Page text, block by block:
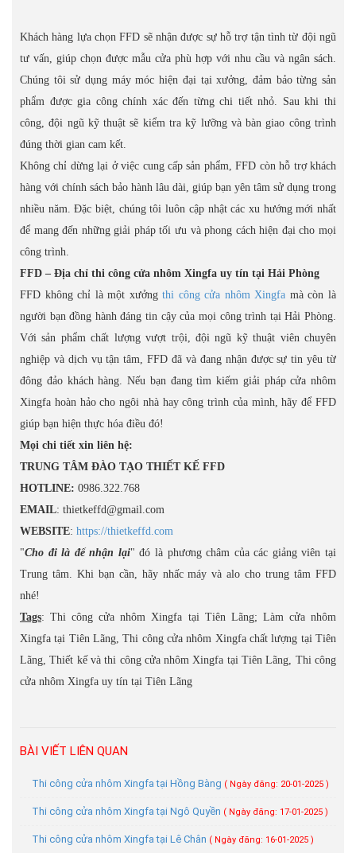
Khách hàng lựa chọn FFD sẽ nhận được sự hỗ trợ tận tình từ đội ngũ
tư vấn, giúp chọn được mẫu cửa phù hợp với nhu cầu và ngân sách.
Chúng tôi sử dụng máy móc hiện đại tại xưởng, đảm bảo từng sản
phẩm được gia công chính xác đến từng chi tiết nhỏ. Sau khi thi
công, đội ngũ kỹ thuật sẽ kiểm tra kỹ lưỡng và bàn giao công trình
đúng thời gian cam kết.
Không chỉ dừng lại ở việc cung cấp sản phẩm, FFD còn hỗ trợ khách
hàng với chính sách bảo hành lâu dài, giúp bạn yên tâm sử dụng trong
nhiều năm. Đặc biệt, chúng tôi luôn cập nhật các xu hướng mới nhất
để mang đến những giải pháp tối ưu và phong cách hiện đại cho mọi
công trình.
FFD – Địa chỉ thi công cửa nhôm Xingfa uy tín tại Hải Phòng
FFD không chỉ là một xưởngthi công cửa nhôm Xingfa mà còn là
người bạn đồng hành đáng tin cậy của mọi công trình tại Hải Phòng.
Với sản phẩm chất lượng vượt trội, đội ngũ kỹ thuật viên chuyên
nghiệp và dịch vụ tận tâm, FFD đã và đang nhận được sự tin yêu từ
đông đảo khách hàng. Nếu bạn đang tìm kiếm giải pháp cửa nhôm
Xingfa hoàn hảo cho ngôi nhà hay công trình của mình, hãy để FFD
giúp bạn hiện thực hóa điều đó!
Mọi chi tiết xin liên hệ:
TRUNG TÂM ĐÀO TẠO THIẾT KẾ FFD
HOTLINE: 0986.322.768
EMAIL: thietkeffd@gmail.com
WEBSITE: https://thietkeffd.com
"Cho đi là để nhận lại" đó là phương châm của các giảng viên tại
Trung tâm. Khi bạn cần, hãy nhấc máy và alo cho trung tâm FFD
nhé!
Tags: Thi công cửa nhôm Xingfa tại Tiên Lãng; Làm cửa nhôm
Xingfa tại Tiên Lãng, Thi công cửa nhôm Xingfa chất lượng tại Tiên
Lãng, Thiết kế và thi công cửa nhôm Xingfa tại Tiên Lãng, Thi công
cửa nhôm Xingfa uy tín tại Tiên Lãng
BÀI VIẾT LIÊN QUAN
Thi công cửa nhôm Xingfa tại Hồng Bàng ( Ngày đăng: 20-01-2025 )
Thi công cửa nhôm Xingfa tại Ngô Quyền ( Ngày đăng: 17-01-2025 )
Thi công cửa nhôm Xingfa tại Lê Chân ( Ngày đăng: 16-01-2025 )